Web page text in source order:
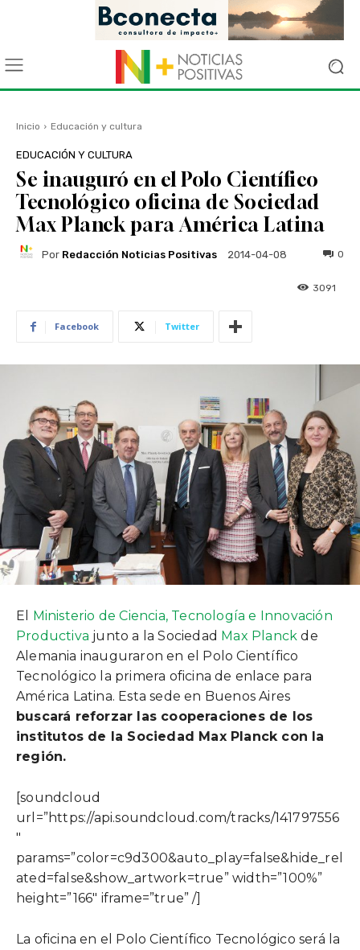
Inicio Educación y cultura
EDUCACIÓN Y CULTURA
Se inauguró en el Polo Científico
Tecnológico oficina de Sociedad
Max Planck para América Latina
Por Redacción Noticias Positivas 2014-04-08 0
3091
Facebook Twitter
El Ministerio de Ciencia, Tecnología e Innovación
Productiva junto a la Sociedad Max Planck de
Alemania inauguraron en el Polo Científico
Tecnológico la primera oficina de enlace para
América Latina. Esta sede en Buenos Aires
buscará reforzar las cooperaciones de los
institutos de la Sociedad Max Planck con la
región.
[soundcloud
url=”https://api.soundcloud.com/tracks/141797556
″
params=”color=c9d300&auto_play=false&hide_rel
ated=false&show_artwork=true” width=”100%”
height=”166″ iframe=”true” /]
La oficina en el Polo Científico Tecnológico será la